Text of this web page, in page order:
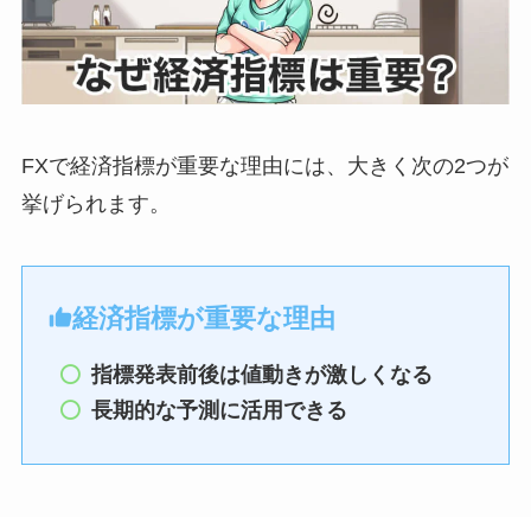
FXで経済指標が重要な理由には、大きく次の2つが
挙げられます。
経済指標が重要な理由
指標発表前後は値動きが激しくなる
長期的な予測に活用できる